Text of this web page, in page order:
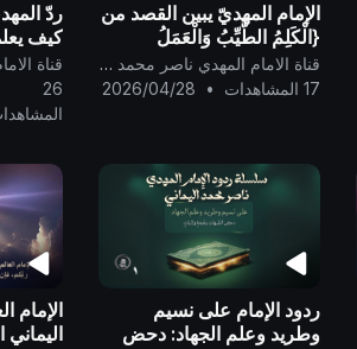
الإمام المهديّ يبين القصد من
{الْكَلِمُ الطَّيِّبُ وَالْعَمَلُ
الصَّالِحُ} ..
قناة الامام المهدي ناصر محمد اليماني
17 المشاهدات
•
2026/04/28
ردّ
كيف
ربّ
الله
26
ردود الإمام على نسيم
وطريد وعلم الجهاد: دحض
الإمام
اليماني